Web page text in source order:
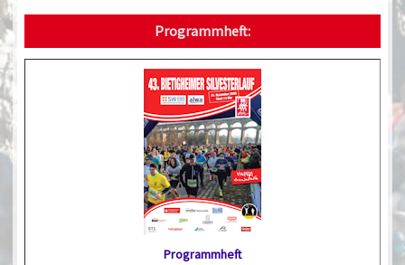
Programmheft:
Programmheft